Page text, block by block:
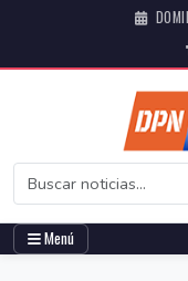
Menú